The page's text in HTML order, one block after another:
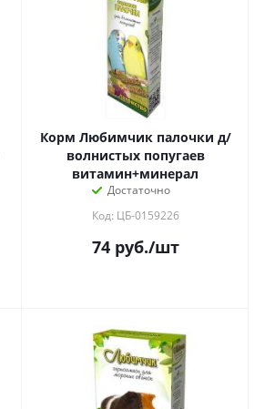
Корм Любимчик палочки д/
волнистых попугаев
витамин+минерал
Достаточно
Код: ЦБ-0159226
74руб./шт